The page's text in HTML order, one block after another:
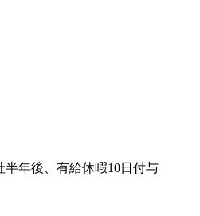
年後、有給休暇10日付与